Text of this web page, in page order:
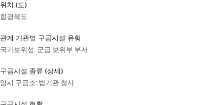
위치 (도)
함경북도
관계 기관별 구금시설 유형
국가보위성: 군급 보위부 부서
구금시설 종류 (상세)
임시 구금소: 법기관 청사